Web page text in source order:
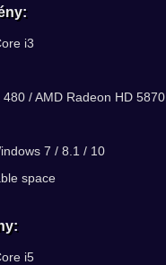
i3
480 / AMD Radeon HD 5870
7 / 8.1 / 10
space
i5